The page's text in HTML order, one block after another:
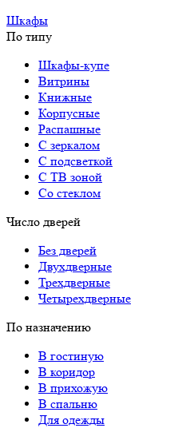
Шкафы
По типу
Шкафы-купе
Витрины
Книжные
Корпусные
Распашные
С зеркалом
С подсветкой
С ТВ зоной
Со стеклом
Число дверей
Без дверей
Двухдверные
Трехдверные
Четырехдверные
По назначению
В гостиную
В коридор
В прихожую
В спальню
Для одежды